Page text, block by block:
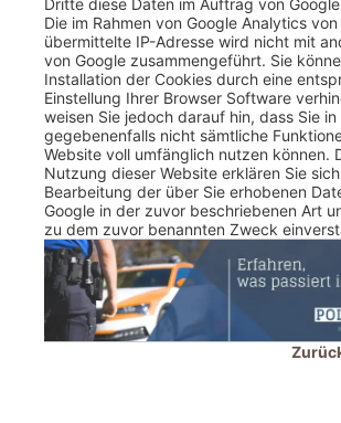
Dritte diese Daten im Auftrag von
Die im Rahmen von Google Analytics
übermittelte IP-Adresse wird nicht mit
von Google zusammengeführt. Sie
Installation der Cookies durch eine
Einstellung Ihrer Browser Software
weisen Sie jedoch darauf hin, dass Sie in
gegebenenfalls nicht sämtliche
Website voll umfänglich nutzen können.
Nutzung dieser Website erklären Sie
Bearbeitung der über Sie erhobenen
Google in der zuvor beschriebenen Art
zu dem zuvor benannten Zweck